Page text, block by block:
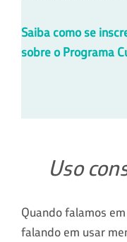
Saiba como se
sobre o Programa
Uso
Quando falamos
falando em usar